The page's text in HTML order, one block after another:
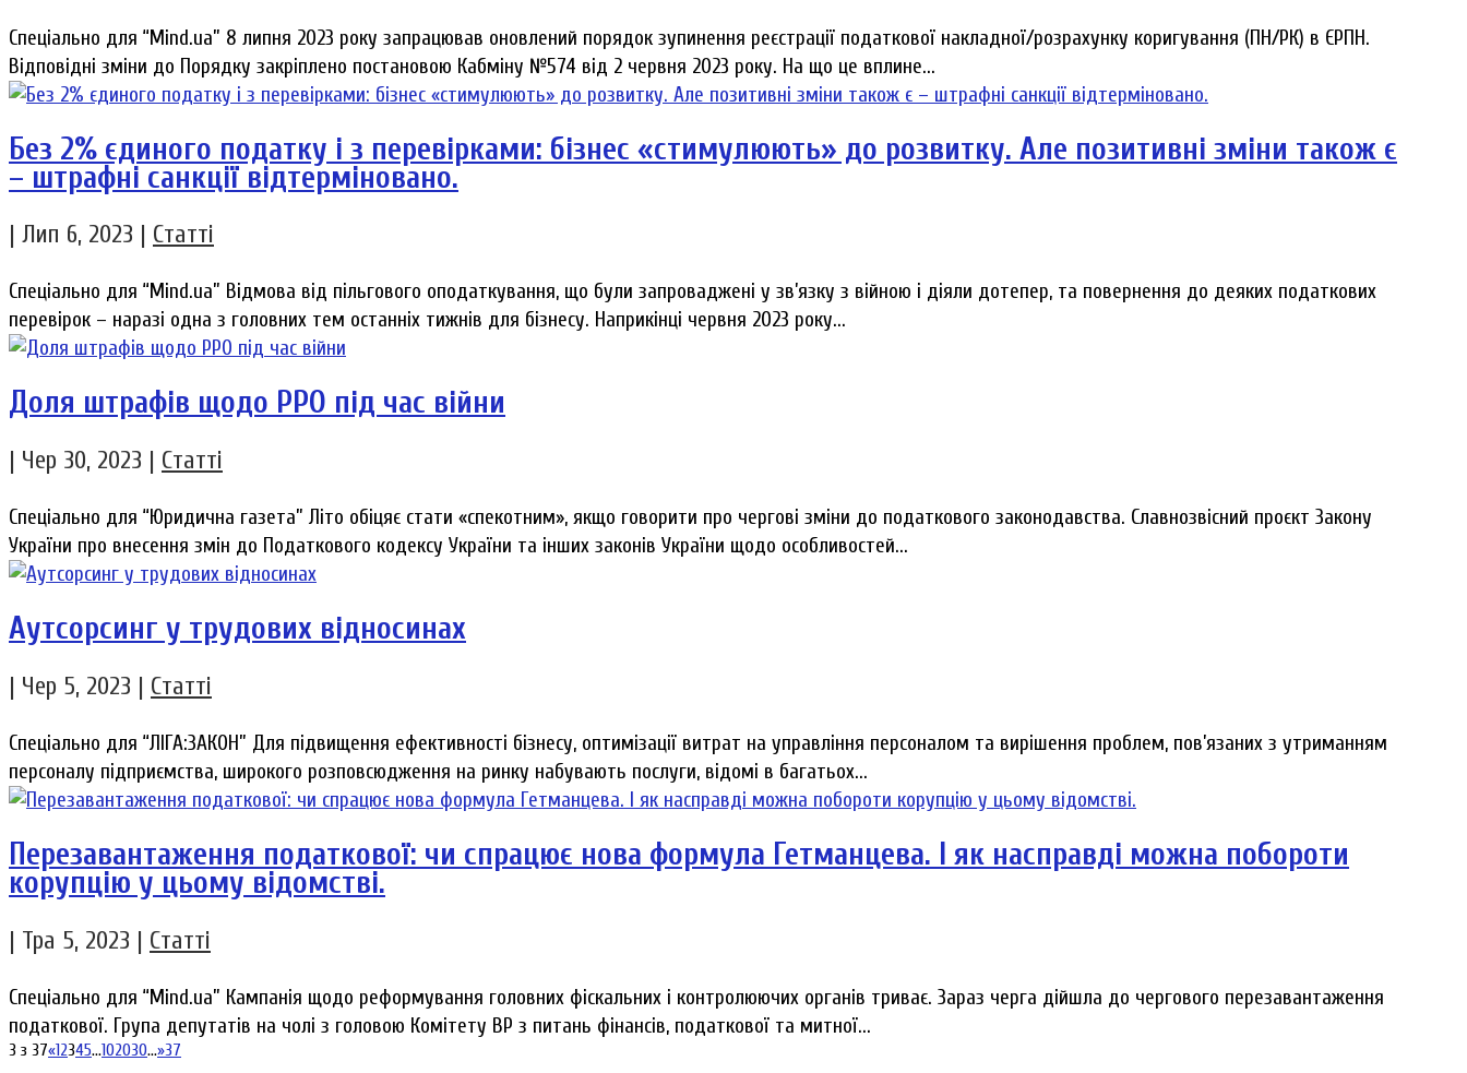
Спеціально для “Mind.ua” 8 липня 2023 року запрацював оновлений порядок зупинення реєстрації податкової накладної/розрахунку коригування (ПН/РК) в ЄРПН.
Відповідні зміни до Порядку закріплено постановою Кабміну №574 від 2 червня 2023 року. На що це вплине...
Без 2% єдиного податку і з перевірками: бізнес «стимулюють» до розвитку. Але позитивні зміни також є
– штрафні санкції відтерміновано.
| Лип 6, 2023 | Статті
Спеціально для “Mind.ua” Відмова від пільгового оподаткування, що були запроваджені у зв’язку з війною і діяли дотепер, та повернення до деяких податкових
перевірок – наразі одна з головних тем останніх тижнів для бізнесу. Наприкінці червня 2023 року...
Доля штрафів щодо РРО під час війни
| Чер 30, 2023 | Статті
Спеціально для “Юридична газета” Літо обіцяє стати «спекотним», якщо говорити про чергові зміни до податкового законодавства. Славнозвісний проєкт Закону
України про внесення змін до Податкового кодексу України та інших законів України щодо особливостей...
Аутсорсинг у трудових відносинах
| Чер 5, 2023 | Статті
Спеціально для “ЛІГА:ЗАКОН” Для підвищення ефективності бізнесу, оптимізації витрат на управління персоналом та вирішення проблем, пов’язаних з утриманням
персоналу підприємства, широкого розповсюдження на ринку набувають послуги, відомі в багатьох...
Перезавантаження податкової: чи спрацює нова формула Гетманцева. І як насправді можна побороти
корупцію у цьому відомстві.
| Тра 5, 2023 | Статті
Спеціально для “Mind.ua” Кампанія щодо реформування головних фіскальних і контролюючих органів триває. Зараз черга дійшла до чергового перезавантаження
податкової. Група депутатів на чолі з головою Комітету ВР з питань фінансів, податкової та митної...
3 з 37«12345...102030...»37